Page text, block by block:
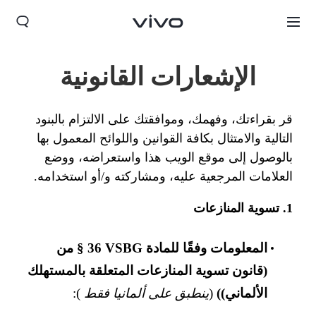
Iraq | حدد البلد/المنطقة
الإشعارات القانونية
قر بقراءتك، وفهمك، وموافقتك على الالتزام بالبنود
التالية والامتثال بكافة القوانين واللوائح المعمول بها
بالوصول إلى موقع الويب هذا واستعراضه، ووضع
العلامات المرجعية عليه، ومشاركته و/أو استخدامه.
1. تسوية المنازعات
المعلومات وفقًا للمادة ‎§ 36 VSBG من
(قانون تسوية المنازعات المتعلقة بالمستهلك
الألماني))(ينطبق على ألمانيا فقط ):